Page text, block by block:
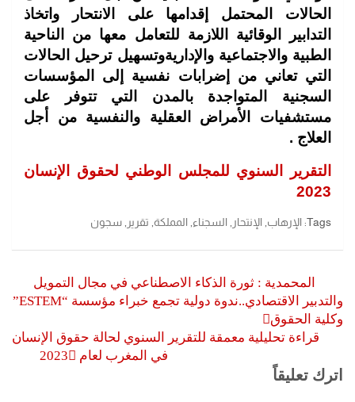
الحالات المحتمل إقدامها على الانتحار واتخاذ
التدابير الوقائية اللازمة للتعامل معها من الناحية
الطبية والاجتماعية والإداريةوتسهيل ترحيل الحالات
التي تعاني من إضرابات نفسية إلى المؤسسات
السجنية المتواجدة بالمدن التي تتوفر على
مستشفيات الأمراض العقلية والنفسية من أجل
العلاج .
التقرير السنوي للمجلس الوطني لحقوق الإنسان
2023
Tags: الإرهاب, الإنتحار , السجناء, المملكة, تقرير , سجون
تصفّح
المقالات
المحمدية : ثورة الذكاء الاصطناعي في مجال التمويل
والتدبير الاقتصادي..ندوة دولية تجمع خبراء مؤسسة “ESTEM”
وكلية الحقوق
قراءة تحليلية معمقة للتقرير السنوي لحالة حقوق الإنسان
في المغرب لعام 2023
اترك تعليقاً